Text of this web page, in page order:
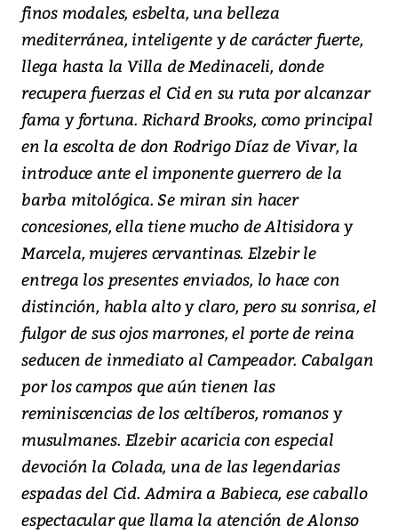
finos modales, esbelta, una belleza
mediterránea, inteligente y de carácter fuerte,
llega hasta la Villa de Medinaceli, donde
recupera fuerzas el Cid en su ruta por alcanzar
fama y fortuna. Richard Brooks, como principal
en la escolta de don Rodrigo Díaz de Vivar, la
introduce ante el imponente guerrero de la
barba mitológica. Se miran sin hacer
concesiones, ella tiene mucho de Altisidora y
Marcela, mujeres cervantinas. Elzebir le
entrega los presentes enviados, lo hace con
distinción, habla alto y claro, pero su sonrisa, el
fulgor de sus ojos marrones, el porte de reina
seducen de inmediato al Campeador. Cabalgan
por los campos que aún tienen las
reminiscencias de los celtíberos, romanos y
musulmanes. Elzebir acaricia con especial
devoción la Colada, una de las legendarias
espadas del Cid. Admira a Babieca, ese caballo
espectacular que llama la atención de Alonso